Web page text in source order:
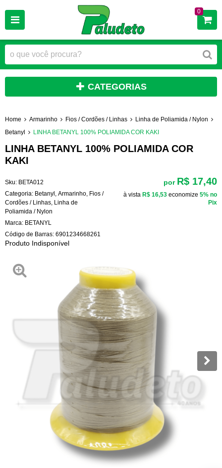
0
CATEGORIAS
Home Armarinho Fios / Cordões / Linhas
Linha de Poliamida / Nylon
Betanyl
LINHA BETANYL 100% POLIAMIDA COR KAKI
LINHA BETANYL 100% POLIAMIDA COR
KAKI
Sku: BETA012
Categoria: Betanyl Armarinho Fios /
Cordões / Linhas Linha de
Poliamida / Nylon
Marca: BETANYL
Código de Barras: 6901234668261
Produto Indisponível
por R$ 17,40
à vista R$ 16,53 economize 5% no
Pix